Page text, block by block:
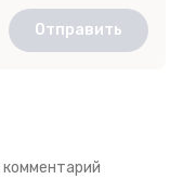
Отправить